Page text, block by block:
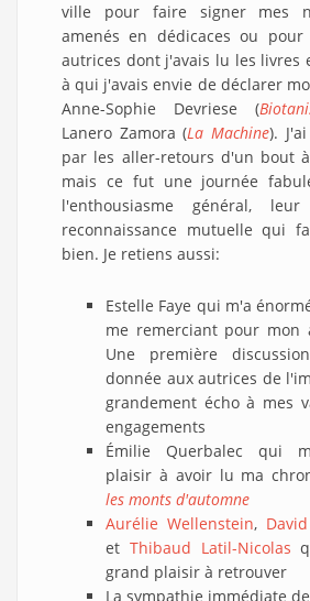
ville pour faire signer mes
amenés en dédicaces ou
autrices dont j'avais lu les livres
à qui j'avais envie de déclarer
Anne-Sophie Devriese (
Lanero Zamora (La Machine).
par les aller-retours d'un bout
mais ce fut une journée
l'enthousiasme général,
reconnaissance mutuelle qui
bien. Je retiens aussi:
Estelle Faye qui m'a
me remerciant pour mon
Une première
donnée aux autrices de
grandement écho à mes
engagements
Émilie Querbalec qui
plaisir à avoir lu ma
les monts d'automne
Aurélie Wellenstein,
et Thibaud Latil-Nicolas
grand plaisir à retrouver
La sympathie immédiate de